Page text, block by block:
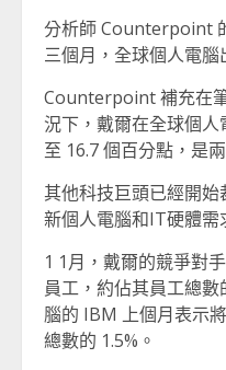
分析師 Counterpoint
三個月，全球個人電腦
Counterpoint 補充在
況下，戴爾在全球個
至 16.7 個百分點，是
其他科技巨頭已經開
新個人電腦和IT硬體需
1 1月，戴爾的競爭對
員工，約佔其員工總
腦的 IBM 上個月表示
總數的 1.5%。